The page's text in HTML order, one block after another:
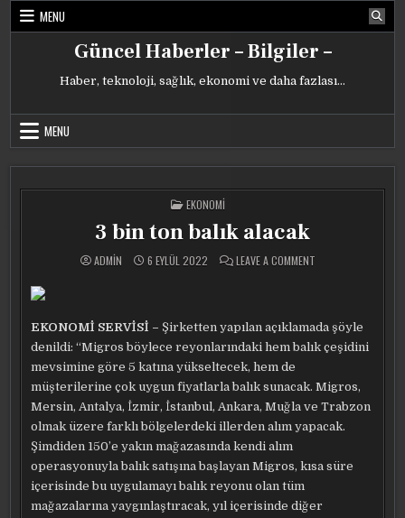
Skip
MENU
Güncel Haberler – Bilgiler –
Haber, teknoloji, sağlık, ekonomi ve daha fazlası…
MENU
POSTED
IN
EKONOMI
3 bin ton balık alacak
ADMIN 6 EYLÜL 2022 LEAVE A COMMENT
EKONOMİ SERVİSİ – Şirketten yapılan açıklamada şöyle
denildi: “Migros böylece reyonlarındaki hem balık çeşidini
mevsimine göre 5 katına yükseltecek, hem de
müşterilerine çok uygun fiyatlarla balık sunacak. Migros,
Mersin, Antalya, İzmir, İstanbul, Ankara, Muğla ve Trabzon
olmak üzere farklı bölgelerdeki illerden alım yapacak.
Şimdiden 150’e yakın mağazasında kendi alım
operasyonuyla balık satışına başlayan Migros, kısa süre
içerisinde bu uygulamayı balık reyonu olan tüm
mağazalarına yaygınlaştıracak, yıl içerisinde diğer